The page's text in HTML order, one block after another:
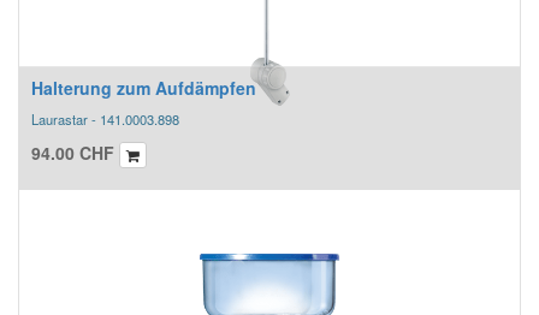
Halterung zum Aufdämpfen
Laurastar - 141.0003.898
94.00 CHF